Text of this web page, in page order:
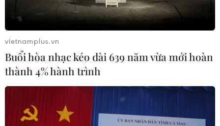
#Trung Quốc #Hố tử thần
#Rơi xuống hố sụt
#Mất tích
#Thiệt mạng
vietnamplus.vn
Buổi hòa nhạc kéo dài 639 năm vừa mới hoàn
thành 4% hành trình